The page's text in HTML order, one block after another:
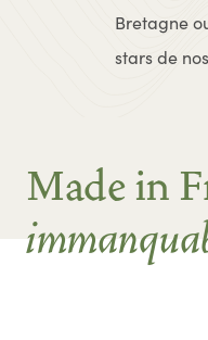
Bretagne
stars de
Made in